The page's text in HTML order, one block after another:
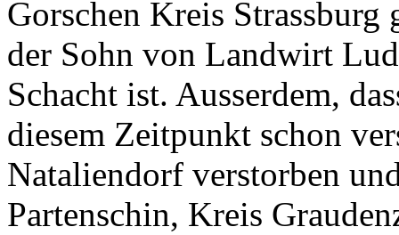
Gorschen Kreis Strassburg
der Sohn von Landwirt
Schacht ist. Ausserdem,
diesem Zeitpunkt schon
Nataliendorf verstorben
Partenschin, Kreis